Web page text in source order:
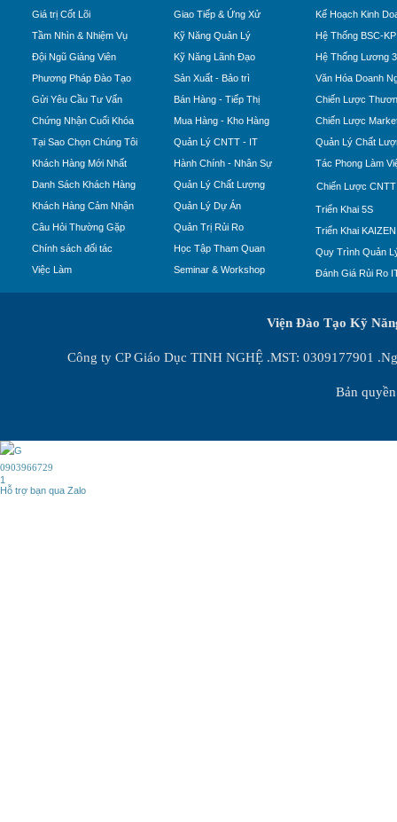
Giá trị Cốt Lõi
Tầm Nhìn & Nhiệm Vụ
Đội Ngũ Giảng Viên
Phương Pháp Đào Tạo
Gửi Yêu Cầu Tư Vấn
Chứng Nhận Cuối Khóa
Tại Sao Chọn Chúng Tôi
Khách Hàng Mới Nhất
Danh Sách Khách Hàng
Khách Hàng Cảm Nhận
Câu Hỏi Thường Gặp
Chính sách đối tác
Việc Làm
Giao Tiếp & Ứng Xử
Kỹ Năng Quản Lý
Kỹ Năng Lãnh Đạo
Sản Xuất - Bảo trì
Bán Hàng - Tiếp Thị
Mua Hàng - Kho Hàng
Quản Lý CNTT - IT
Hành Chính - Nhân Sự
Quản Lý Chất Lượng
Quản Lý Dự Án
Quản Trị Rủi Ro
Học Tập Tham Quan
Seminar & Workshop
Kế Hoạch Kinh
Hệ Thống BSC-
Hệ Thống Lương
Văn Hóa Doanh
Chiến Lược
Chiến Lược
Quản Lý Chất
Tác Phong Làm
Chiến Lược CNTT
Triển Khai 5S
Triển Khai KAIZEN
Quy Trình Quản
Đánh Giá Rủi Ro
Viện Đào Tạo Kỹ
Công ty CP Giáo Dục TINH NGHỆ .MST: 0309177901
Bản
0903966729
1
Hỗ trợ bạn qua Zalo